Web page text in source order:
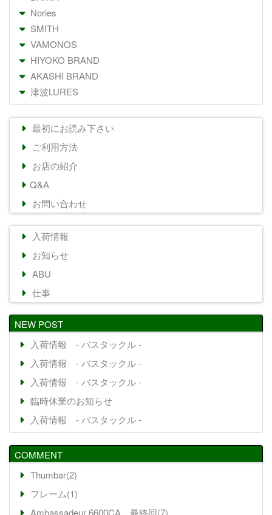
Nories
SMITH
VAMONOS
HIYOKO BRAND
AKASHI BRAND
津波LURES
最初にお読み下さい
ご利用方法
お店の紹介
Q&A
お問い合わせ
入荷情報
お知らせ
ABU
仕事
NEW POST
入荷情報 - バスタックル -
入荷情報 - バスタックル -
入荷情報 - バスタックル -
臨時休業のお知らせ
入荷情報 - バスタックル -
COMMENT
Thumbar(2)
フレーム(1)
Ambassadeur 6600CA 最終回(7)